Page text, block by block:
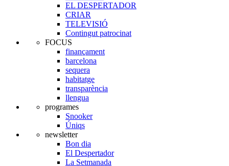
EL DESPERTADOR
CRIAR
TELEVISIÓ
Contingut patrocinat
FOCUS
finançament
barcelona
sequera
habitatge
transparència
llengua
programes
Snooker
Úniqs
newsletter
Bon dia
El Despertador
La Setmanada